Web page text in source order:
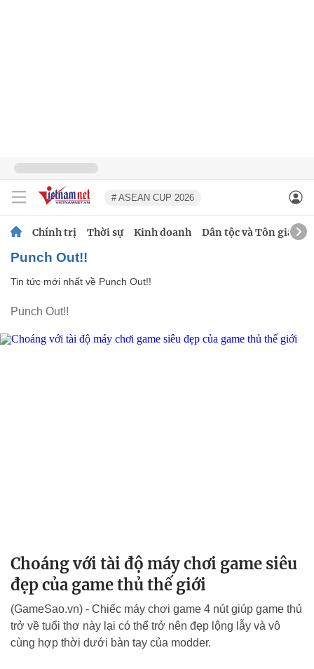
# ASEAN CUP 2026
Chính trị Thời sự Kinh doanh Dân tộc và Tôn giáo
Punch Out!!
Tin tức mới nhất về Punch Out!!
Punch Out!!
Choáng với tài độ máy chơi game siêu
đẹp của game thủ thế giới
(GameSao.vn) - Chiếc máy chơi game 4 nút giúp game thủ
trở về tuổi thơ này lại có thể trở nên đẹp lộng lẫy và vô
cùng hợp thời dưới bàn tay của modder.